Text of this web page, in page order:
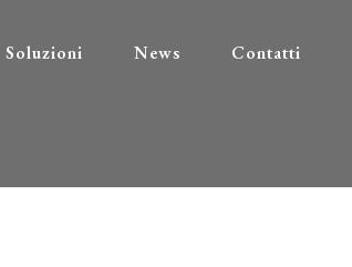
Soluzioni News Contatti